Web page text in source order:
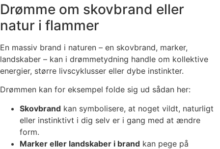
Drømme om skovbrand eller
natur i flammer
En massiv brand i naturen – en skovbrand, marker,
landskaber – kan i drømmetydning handle om kollektive
energier, større livscyklusser eller dybe instinkter.
Drømmen kan for eksempel folde sig ud sådan her:
Skovbrand kan symbolisere, at noget vildt, naturligt
eller instinktivt i dig selv er i gang med at ændre
form.
Marker eller landskaber i brand kan pege på